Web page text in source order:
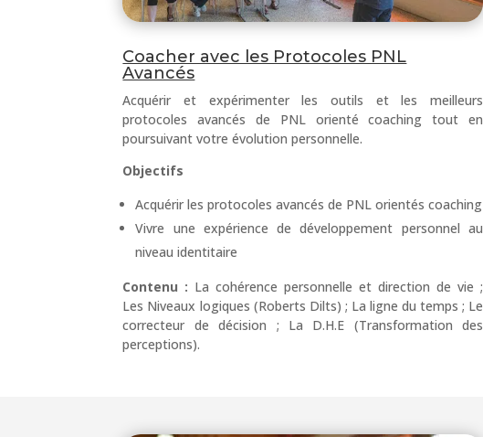
Coacher avec les Protocoles PNL
Avancés
Acquérir et expérimenter les outils et les meilleurs
protocoles avancés de PNL orienté coaching tout en
poursuivant votre évolution personnelle.
Objectifs
Acquérir les protocoles avancés de PNL orientés coaching
Vivre une expérience de développement personnel au
niveau identitaire
Contenu : La cohérence personnelle et direction de vie ;
Les Niveaux logiques (Roberts Dilts) ; La ligne du temps ; Le
correcteur de décision ; La D.H.E (Transformation des
perceptions).